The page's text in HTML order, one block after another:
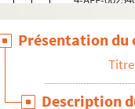
4-AFF-
4-AFF-
4-AFF-
Présentation du
Titre
Description